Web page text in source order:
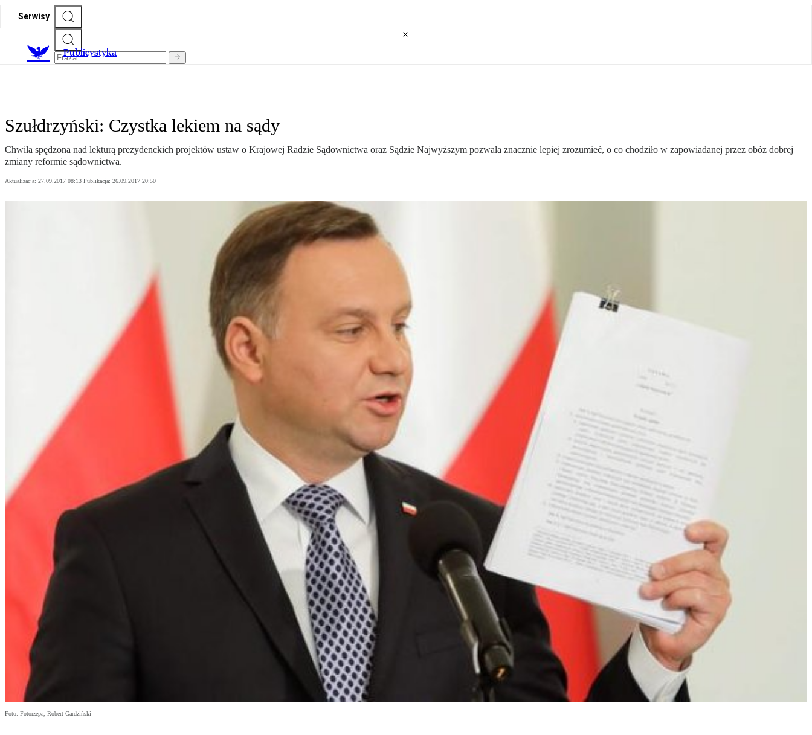
Serwisy
Publicystyka
Szułdrzyński: Czystka lekiem na sądy
Chwila spędzona nad lekturą prezydenckich projektów ustaw o Krajowej Radzie Sądownictwa oraz Sądzie Najwyższym pozwala znacznie lepiej zrozumieć, o co chodziło w zapowiadanej przez obóz dobrej
zmiany reformie sądownictwa.
Aktualizacja: 27.09.2017 08:13 Publikacja: 26.09.2017 20:50
Foto: Fotorzepa, Robert Gardziński